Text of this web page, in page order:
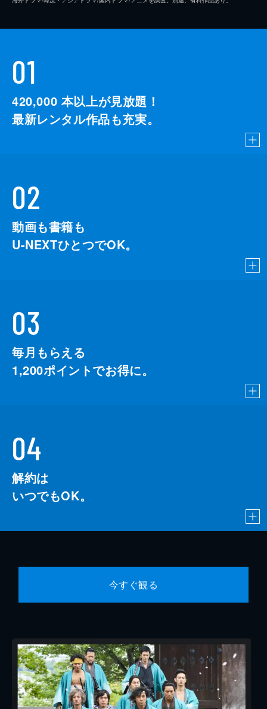
01
420,000 本以上が見放題！
最新レンタル作品も充実。
02
動画も書籍も
U-NEXTひとつでOK。
03
毎月もらえる
1,200ポイントでお得に。
04
解約は
いつでもOK。
今すぐ観る